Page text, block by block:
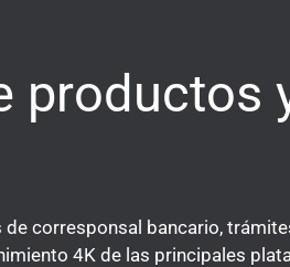
productos
corresponsal bancario,
4K de las principales